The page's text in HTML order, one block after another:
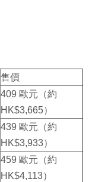
售價
409 歐元（約
HK$3,665）
439 歐元（約
HK$3,933）
459 歐元（約
HK$4,113）